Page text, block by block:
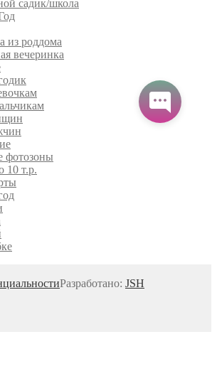
садик/школа
из роддома
вечеринка
фотозоны
10 т.р.
Разработано: JSH